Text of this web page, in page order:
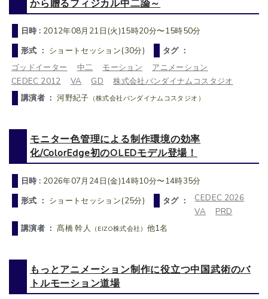
から贈るフィジカル中二論～
日時 : 2012年08月21日(火)15時20分〜15時50分
形式 ： ショートセッション(30分)
タグ ：
ゴッドイーター
中二 モーション
アニメーション
CEDEC 2012
VA GD
株式会社バンダイナムコスタジオ
講演者 ：河野紀子 （株式会社バンダイナムコスタジオ）
モニター色管理による制作環境の効率
化/ColorEdge初のOLEDモデル登場！
日時 : 2026年07月24日(金)14時10分〜14時35分
形式 ： ショートセッション(25分) タグ ：
CEDEC 2026
VA
PRD
講演者 ：髙橋 幹人 （EIZO株式会社） 他1名
もっとアニメーション制作に役立つ中国武術のバ
トルモーション道場